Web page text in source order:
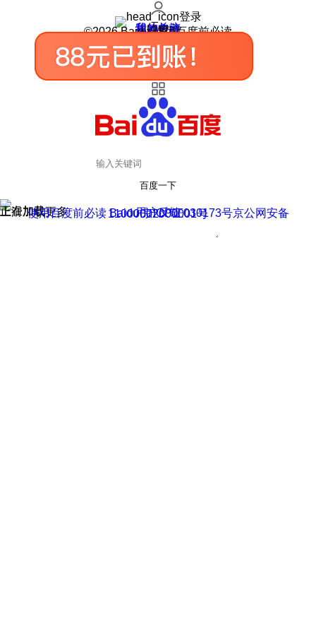
登录
我的关注
我的收藏
皮肤中心
用户反馈
设置
©2026 Baidu 使用百度前必读
百度一下
正在加载
上滑加载更多 用户反馈
使用百度前必读 Baidu 京ICP证030173号
京公网安备11000002000001号